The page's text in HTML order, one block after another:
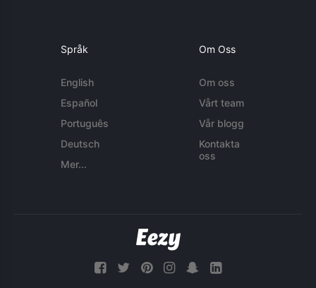
Språk
English
Español
Português
Deutsch
Mer...
Om Oss
Om oss
Vårt team
Vår blogg
Kontakta
oss